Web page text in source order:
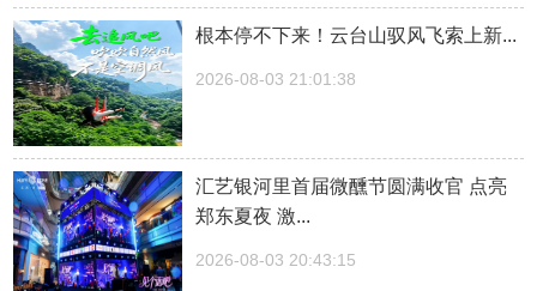
根本停不下来！云台山驭风飞索上新...
2026-08-03 21:01:38
汇艺银河里首届微醺节圆满收官 点亮
郑东夏夜 激...
2026-08-03 20:43:15